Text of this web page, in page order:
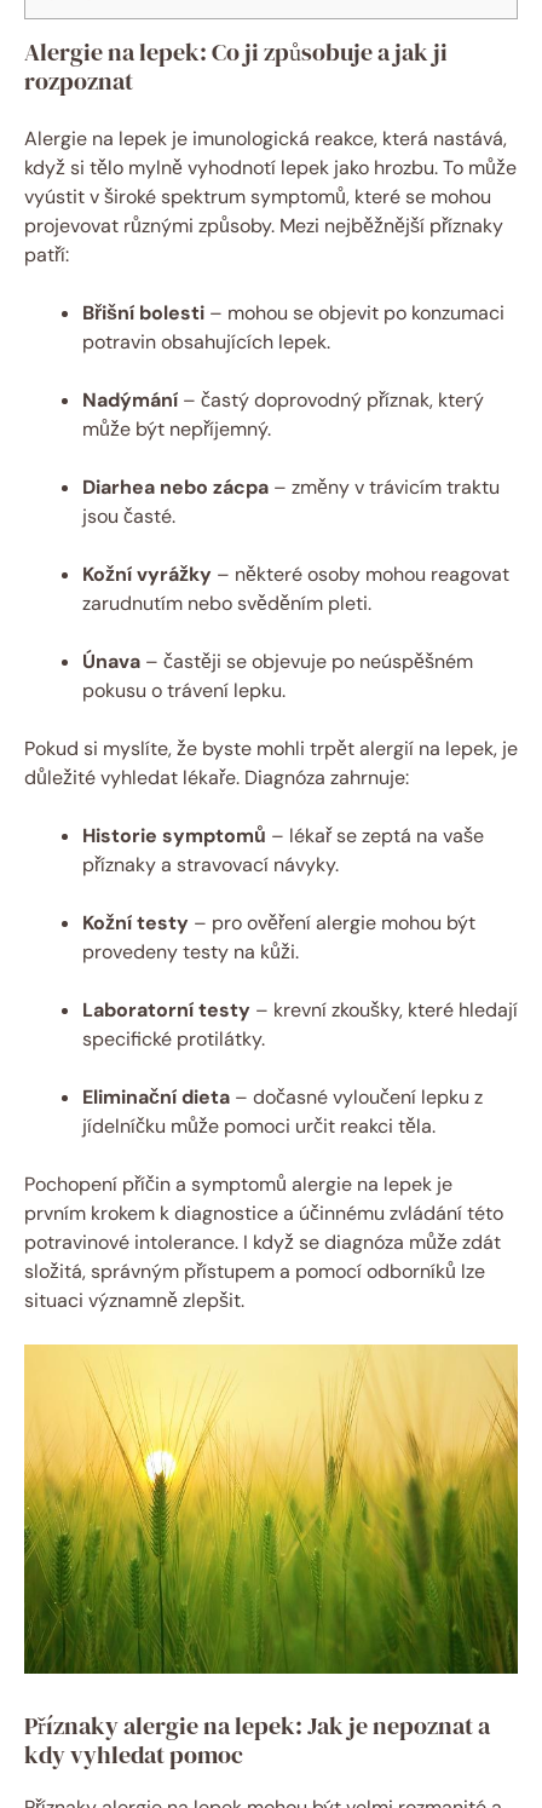
Alergie na lepek: Co ji způsobuje a jak ji
rozpoznat
Alergie na lepek je imunologická reakce, která nastává,
když si tělo mylně vyhodnotí lepek jako hrozbu. To může
vyústit v široké spektrum symptomů, které se mohou
projevovat různými způsoby. Mezi nejběžnější příznaky
patří:
Břišní bolesti – mohou se objevit po konzumaci
potravin obsahujících lepek.
Nadýmání – častý doprovodný příznak, který
může být nepříjemný.
Diarhea nebo zácpa – změny v trávicím traktu
jsou časté.
Kožní vyrážky – některé osoby mohou reagovat
zarudnutím nebo svěděním pleti.
Únava – častěji se objevuje po neúspěšném
pokusu o trávení lepku.
Pokud si myslíte, že byste mohli trpět alergií na lepek, je
důležité vyhledat lékaře. Diagnóza zahrnuje:
Historie symptomů – lékař se zeptá na vaše
příznaky a stravovací návyky.
Kožní testy – pro ověření alergie mohou být
provedeny testy na kůži.
Laboratorní testy – krevní zkoušky, které hledají
specifické protilátky.
Eliminační dieta – dočasné vyloučení lepku z
jídelníčku může pomoci určit reakci těla.
Pochopení příčin a symptomů alergie na lepek je
prvním krokem k diagnostice a účinnému zvládání této
potravinové intolerance. I když se diagnóza může zdát
složitá, správným přístupem a pomocí odborníků lze
situaci významně zlepšit.
Příznaky alergie na lepek: Jak je nepoznat a
kdy vyhledat pomoc